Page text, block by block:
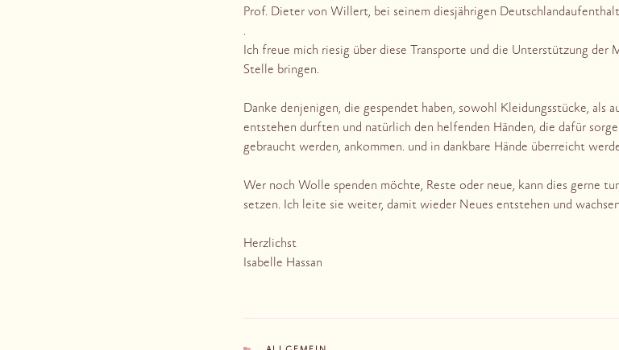
Prof. Dieter von Willert, bei seinem diesjährigen
.
Ich freue mich riesig über diese Transporte und die Unterstützung der
Stelle bringen.
Danke denjenigen, die gespendet haben, sowohl Kleidungsstücke, als
entstehen durften und natürlich den helfenden Händen, die dafür
gebraucht werden, ankommen. und in dankbare Hände überreicht
Wer noch Wolle spenden möchte, Reste oder neue, kann dies gerne
setzen. Ich leite sie weiter, damit wieder Neues entstehen und
Herzlichst
Isabelle Hassan